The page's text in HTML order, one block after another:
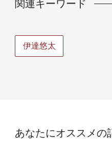
関連キーワード
伊達悠太
あなたにオススメの